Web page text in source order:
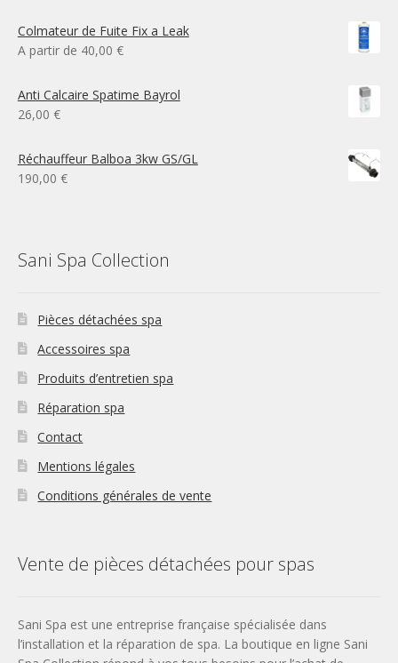
Colmateur de Fuite Fix a Leak
A partir de 40,00 €
Anti Calcaire Spatime Bayrol
26,00 €
Réchauffeur Balboa 3kw GS/GL
190,00 €
Sani Spa Collection
Pièces détachées spa
Accessoires spa
Produits d’entretien spa
Réparation spa
Contact
Mentions légales
Conditions générales de vente
Vente de pièces détachées pour spas
Sani Spa est une entreprise française spécialisée dans
l’installation et la réparation de spa. La boutique en ligne Sani